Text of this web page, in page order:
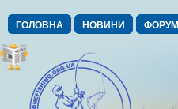
ГОЛОВНА НОВИНИ ФОРУМ